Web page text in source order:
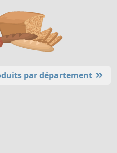
par département